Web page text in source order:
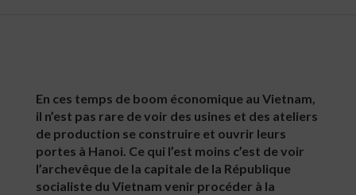
En ces temps de boom économique au Vietnam,
il n’est pas rare de voir des usines et des ateliers
de production se construire et ouvrir leurs
portes à Hanoi. Ce qui l’est moins c’est de voir
l’archevêque de la capitale de la République
socialiste du Vietnam venir procéder à la